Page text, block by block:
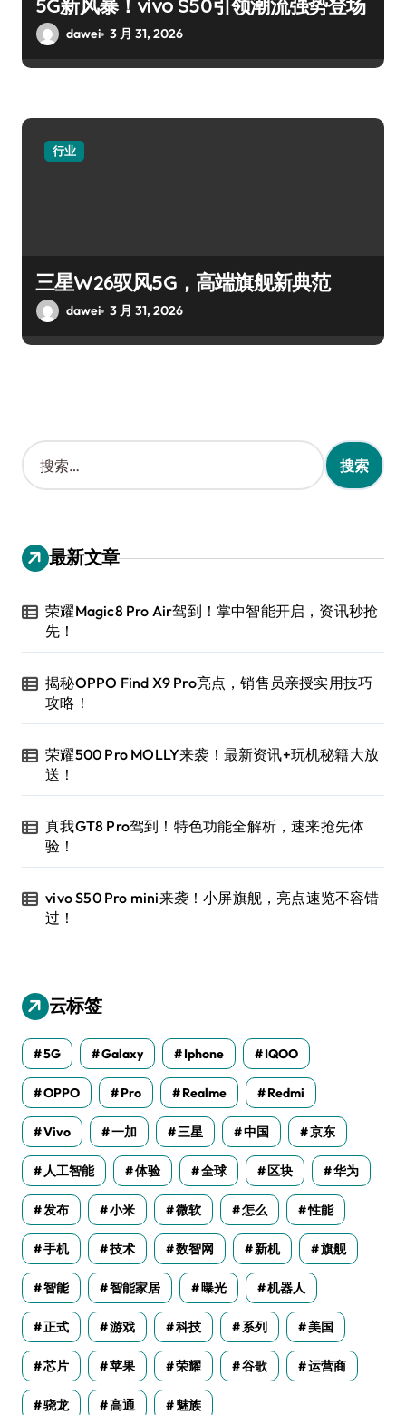
5G新风暴！vivo S50引领潮流强势登场
dawei 3 月 31, 2026
行业
三星W26驭风5G，高端旗舰新典范
dawei 3 月 31, 2026
搜
索
：
最新文章
荣耀Magic8 Pro Air驾到！掌中智能开启，资讯秒抢
先！
揭秘OPPO Find X9 Pro亮点，销售员亲授实用技巧
攻略！
荣耀500 Pro MOLLY来袭！最新资讯+玩机秘籍大放
送！
真我GT8 Pro驾到！特色功能全解析，速来抢先体
验！
vivo S50 Pro mini来袭！小屏旗舰，亮点速览不容错
过！
云标签
5G Galaxy Iphone IQOO
OPPO Pro Realme Redmi
Vivo 一加 三星 中国 京东
人工智能 体验 全球 区块 华为
发布 小米 微软 怎么 性能
手机 技术 数智网 新机 旗舰
智能 智能家居 曝光 机器人
正式 游戏 科技 系列 美国
芯片 苹果 荣耀 谷歌 运营商
骁龙 高通 魅族